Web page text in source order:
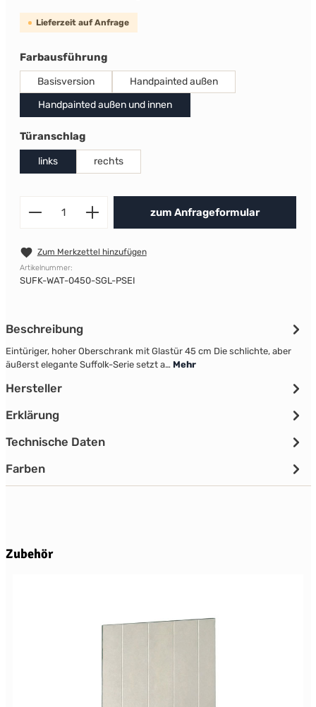
Lieferzeit auf Anfrage
Farbausführungauswählen
Basisversion
Handpainted außen
Handpainted außen und innen
Türanschlagauswählen
links rechts
Produkt Anzahl: Gib den
zum Anfrageformular
Zum Merkzettel hinzufügen
Artikelnummer:
SUFK-WAT-0450-SGL-PSEI
Beschreibung
Eintüriger, hoher Oberschrank mit Glastür 45 cm Die schlichte, aber
äußerst elegante Suffolk-Serie setzt a… Mehr
Hersteller
Erklärung
Technische Daten
Farben
Produktgalerie überspringen
Zubehör